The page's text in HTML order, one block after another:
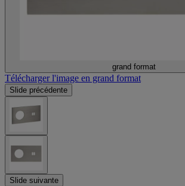
grand format
Télécharger l'image en grand format
Slide précédente
Slide suivante